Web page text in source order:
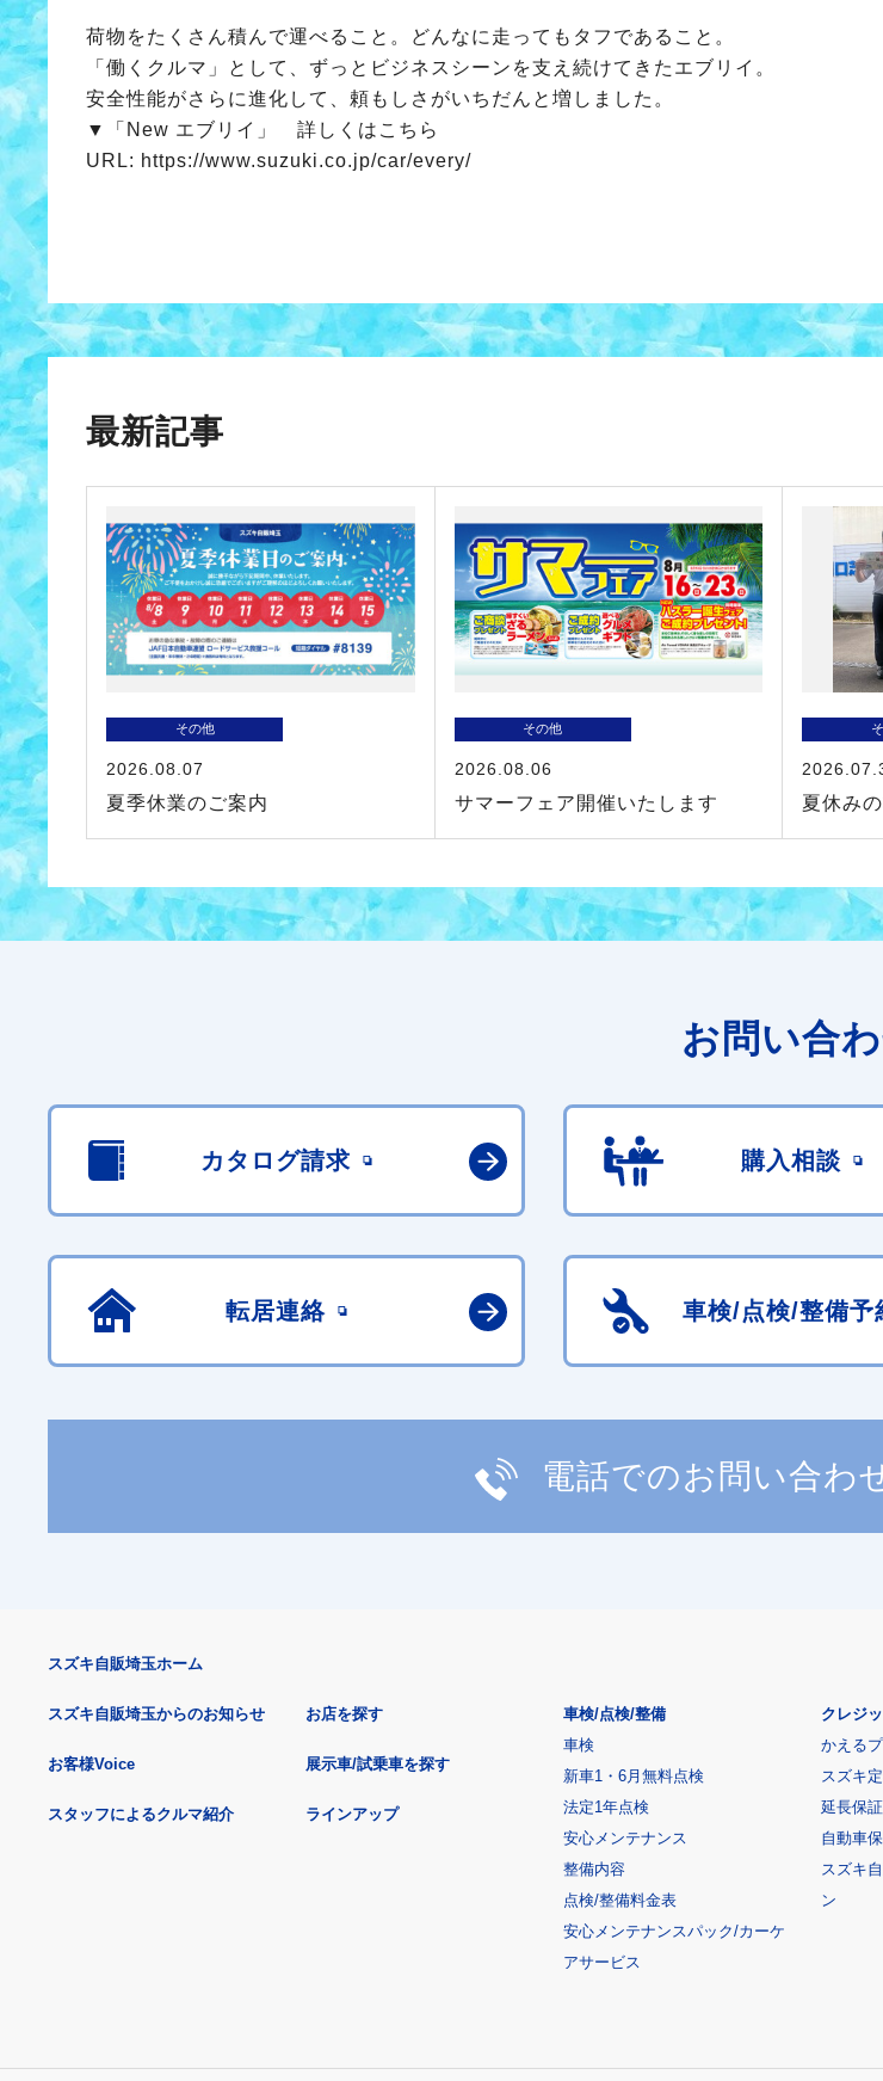
荷物をたくさん積んで運べること。どんなに走ってもタフであること。
「働くクルマ」として、ずっとビジネスシーンを支え続けてきたエブリイ。
安全性能がさらに進化して、頼もしさがいちだんと増しました。
▼「New エブリイ」 詳しくはこちら
URL: https://www.suzuki.co.jp/car/every/
最新記事
その他
2026.08.07
夏季休業のご案内
その他
2026.08.06
サマーフェア開催いたします 夏休み
お問い合
カタログ請求 購入相談
転居連絡 車検/点検/整備予
電話でのお問い合わ
スズキ自販埼玉ホーム
スズキ自販埼玉からのお知らせ
お客様Voice
スタッフによるクルマ紹介
お店を探す
展示車/試乗車を探す
ラインアップ
車検/点検/整備
車検
新車1・6月無料点検
法定1年点検
安心メンテナンス
整備内容
点検/整備料金表
安心メンテナンスパック/カーケ
アサービス
クレジ
かえる
スズキ
延長保
自動車
スズキ
ン